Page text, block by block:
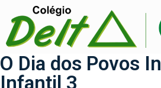
O Dia dos Povos
Infantil 3